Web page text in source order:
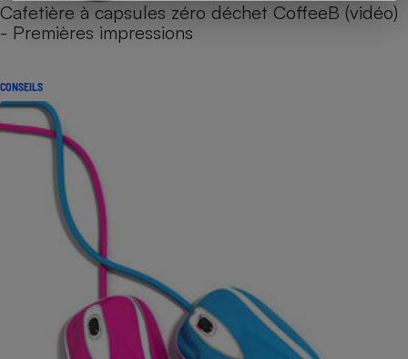
Cafetière à capsules zéro déchet CoffeeB (vidéo)
- Premières impressions
CONSEILS